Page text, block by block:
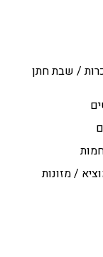
/ שבת חתן
/ מזונות